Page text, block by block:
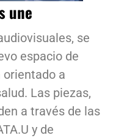
une
se
espacio de
a
Las piezas,
a través de las
y de